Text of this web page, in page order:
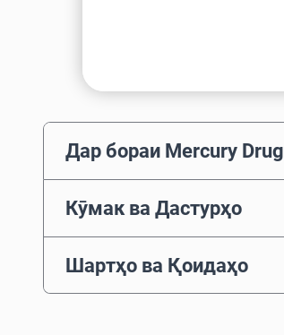
Дар бораи Mercury Drug
Кӯмак ва Дастурҳо
Шартҳо ва Қоидаҳо